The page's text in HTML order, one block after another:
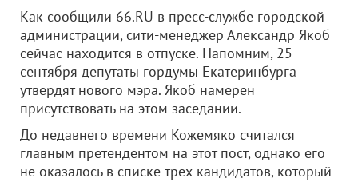
Как сообщили 66.RU в пресс-службе городской
администрации, сити-менеджер Александр Якоб
сейчас находится в отпуске. Напомним, 25
сентября депутаты гордумы Екатеринбурга
утвердят нового мэра. Якоб намерен
присутствовать на этом заседании.
До недавнего времени Кожемяко считался
главным претендентом на этот пост, однако его
не оказалось в списке трех кандидатов, который